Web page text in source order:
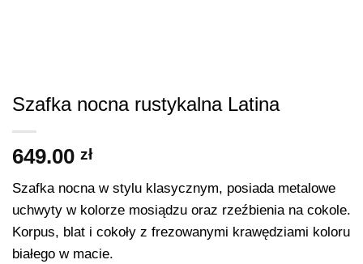
Szafka nocna rustykalna Latina
649.00 zł
Szafka nocna w stylu klasycznym, posiada metalowe
uchwyty w kolorze mosiądzu oraz rzeźbienia na cokole.
Korpus, blat i cokoły z frezowanymi krawędziami koloru
białego w macie.